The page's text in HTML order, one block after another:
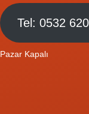
Tel: 0532
Pazar Kapalı